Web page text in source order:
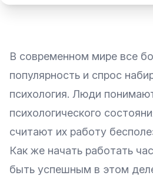
В современном мире все
популярность и спрос
психология. Люди
психологического
считают их работу
Как же начать работать
быть успешным в этом